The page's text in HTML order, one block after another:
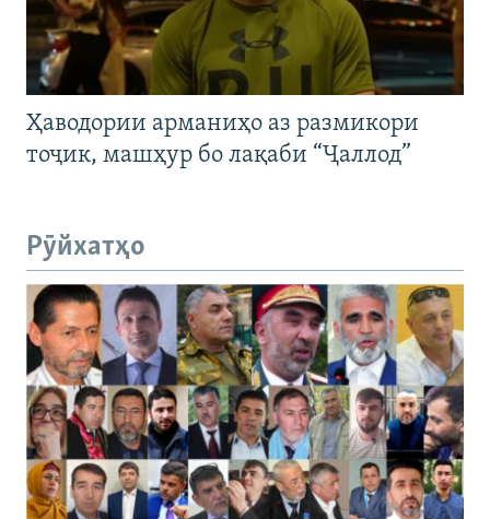
Ҳаводории арманиҳо аз размикори
тоҷик, машҳур бо лақаби “Ҷаллод”
Рӯйхатҳо